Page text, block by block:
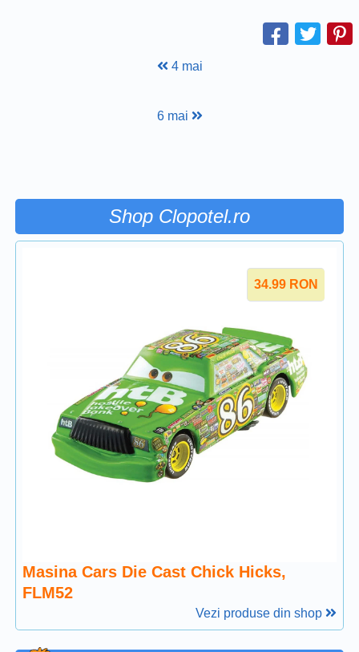
4 mai
6 mai
Shop Clopotel.ro
34.99 RON
Masina Cars Die Cast Chick Hicks,
FLM52
Vezi produse din shop